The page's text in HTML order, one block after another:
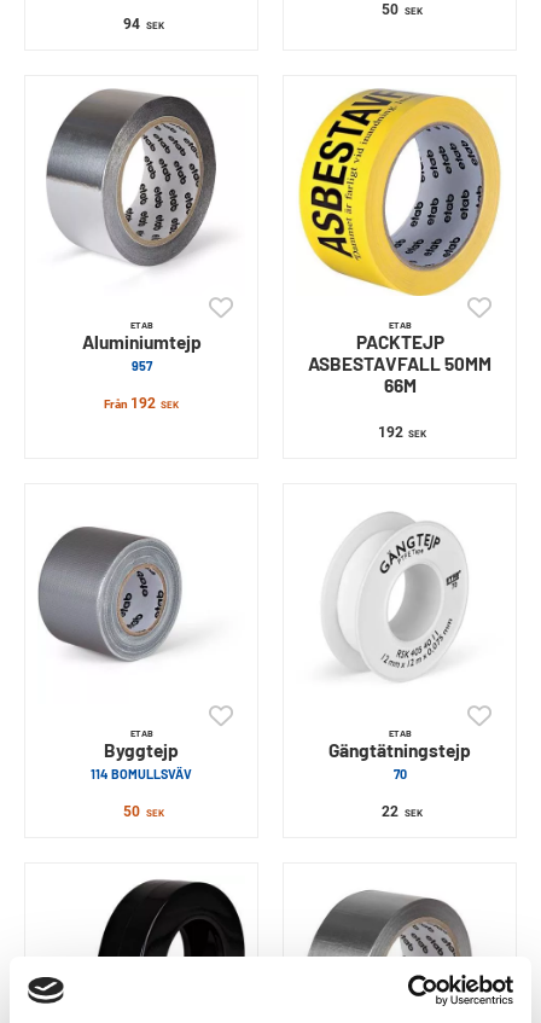
94 SEK
50 SEK
ETAB
Aluminiumtejp
957
Från 192 SEK
ETAB
PACKTEJP
ASBESTAVFALL 50MM
66M
192 SEK
ETAB
Byggtejp
114 BOMULLSVÄV
50 SEK
ETAB
Gängtätningstejp
70
22 SEK